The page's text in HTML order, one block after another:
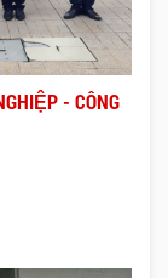
- CÔNG